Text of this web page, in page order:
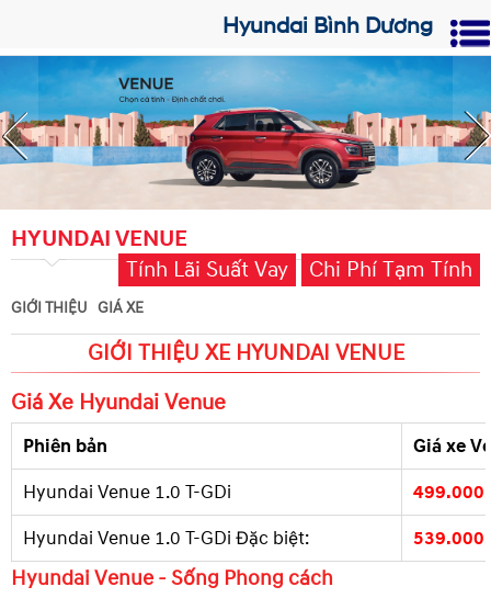
Hyundai Bình Dương
HYUNDAI VENUE
Tính Lãi Suất Vay Chi Phí Tạm Tính
GIỚI THIỆU GIÁ XE
GIỚI THIỆU XE HYUNDAI VENUE
Giá Xe Hyundai Venue
Phiên bản Giá xe
Hyundai Venue 1.0 T-GDi
Hyundai Venue 1.0 T-GDi Đặc biệt:
Hyundai Venue - Sống Phong cách